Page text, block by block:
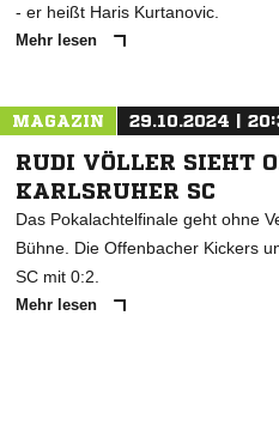
- er heißt Haris Kurtanovic.
Mehr lesen
MAGAZIN 29.10.2024 |
RUDI VÖLLER SIEHT
KARLSRUHER SC
Das Pokalachtelfinale geht ohne
Bühne. Die Offenbacher Kickers
SC mit 0:2.
Mehr lesen